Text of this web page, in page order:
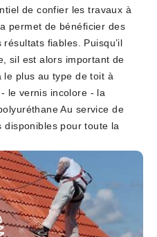
de confier les travaux à
permet de bénéficier des
fiables. Puisqu’il
sil est alors important de
le plus au type de toit à
le vernis incolore - la
Au service de
disponibles pour toute la